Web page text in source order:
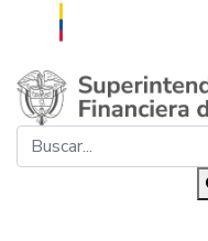
Saltar al contenido